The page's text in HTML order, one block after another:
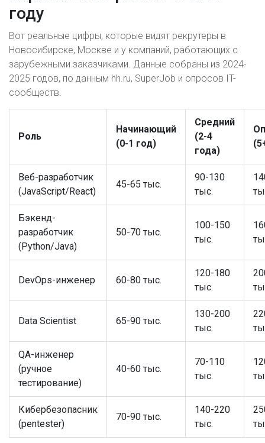
году
Вот реальные цифры, которые видят рекрутеры в
Новосибирске, Москве и у компаний, работающих с
зарубежными заказчиками. Данные собраны из 2024-
2025 годов, по данным hh.ru, SuperJob и опросов IT-
сообществ.
Роль
Начинающий
(0-1 год)
Средний
(2-4
года)
Веб-разработчик
(JavaScript/React)
45-65 тыс.
90-130
тыс.
Бэкенд-
разработчик
(Python/Java)
50-70 тыс.
100-150
тыс.
DevOps-инженер 60-80 тыс.
120-180
тыс.
Data Scientist 65-90 тыс.
130-200
тыс.
QA-инженер
(ручное
тестирование)
40-60 тыс.
70-110
тыс.
Кибербезопасник
(pentester)
70-90 тыс.
140-220
тыс.